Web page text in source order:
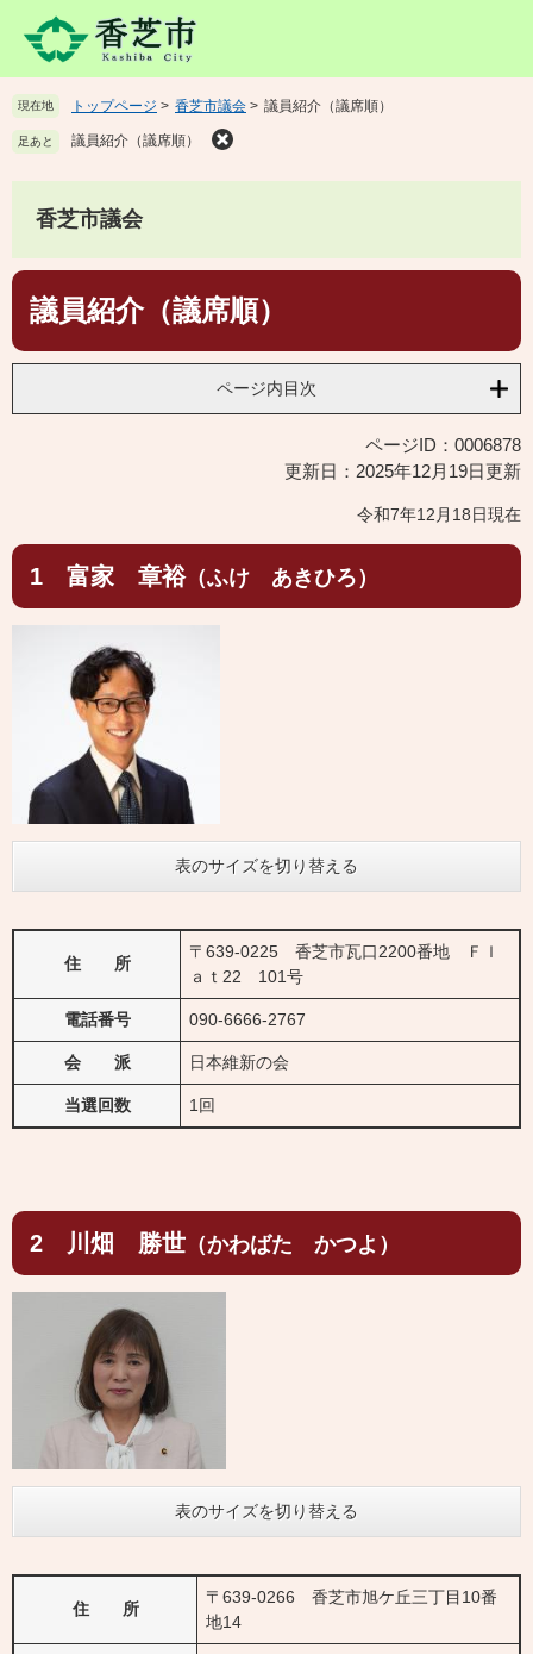
へ
現在地 トップページ > 香芝市議会 > 議員紹介（議席順）
足あと 議員紹介（議席順）
香芝市議会
本
議員紹介（議席順）
ページ内目次
ページID：0006878
更新日：2025年12月19日更新
令和7年12月18日現在
1 富家 章裕（ふけ あきひろ）
表のサイズを切り替える
住 所
〒639-0225 香芝市瓦口2200番地 Ｆｌ
ａｔ22 101号
電話番号 090-6666-2767
会 派 日本維新の会
当選回数 1回
2 川畑 勝世 （かわばた かつよ）
表のサイズを切り替える
住 所
〒639-0266 香芝市旭ケ丘三丁目10番
地14